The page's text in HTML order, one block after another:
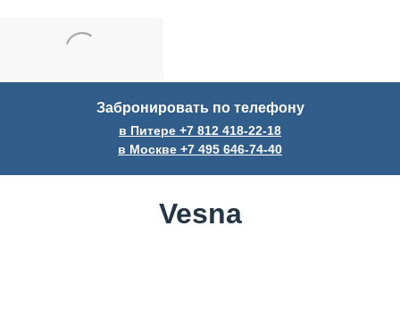
Забронировать по телефону
в Питере +7 812 418-22-18
в Москве +7 495 646-74-40
Vesna